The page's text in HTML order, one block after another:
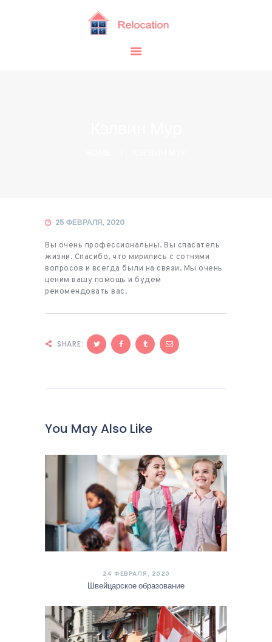
ДОМОЙ
УСЛУГИ
25 ФЕВРАЛЯ, 2020
Вы очень профессиональны. Вы спасатель
жизни. Спасибо, что мирились с сотнями
вопросов и всегда были на связи. Мы очень
ценим вашу помощь и будем
рекомендовать вас.
SHARE:
You May Also Like
24 ФЕВРАЛЯ, 2020
Швейцарское образование